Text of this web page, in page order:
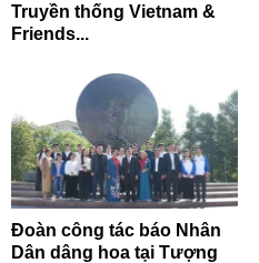
Truyền thống Vietnam &
Friends...
Đoàn công tác báo Nhân
Dân dâng hoa tại Tượng